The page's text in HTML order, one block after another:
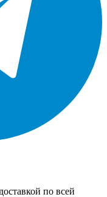
по всей